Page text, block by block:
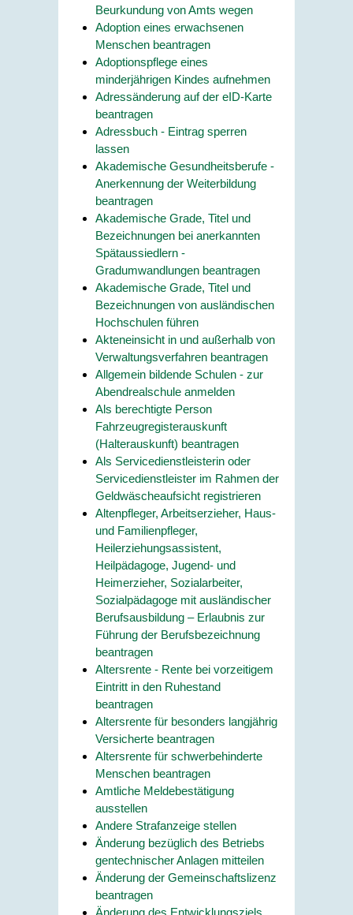
Beurkundung von Amts wegen
Adoption eines erwachsenen
Menschen beantragen
Adoptionspflege eines
minderjährigen Kindes aufnehmen
Adressänderung auf der eID-Karte
beantragen
Adressbuch - Eintrag sperren
lassen
Akademische Gesundheitsberufe -
Anerkennung der Weiterbildung
beantragen
Akademische Grade, Titel und
Bezeichnungen bei anerkannten
Spätaussiedlern -
Gradumwandlungen beantragen
Akademische Grade, Titel und
Bezeichnungen von ausländischen
Hochschulen führen
Akteneinsicht in und außerhalb von
Verwaltungsverfahren beantragen
Allgemein bildende Schulen - zur
Abendrealschule anmelden
Als berechtigte Person
Fahrzeugregisterauskunft
(Halterauskunft) beantragen
Als Servicedienstleisterin oder
Servicedienstleister im Rahmen der
Geldwäscheaufsicht registrieren
Altenpfleger, Arbeitserzieher, Haus-
und Familienpfleger,
Heilerziehungsassistent,
Heilpädagoge, Jugend- und
Heimerzieher, Sozialarbeiter,
Sozialpädagoge mit ausländischer
Berufsausbildung – Erlaubnis zur
Führung der Berufsbezeichnung
beantragen
Altersrente - Rente bei vorzeitigem
Eintritt in den Ruhestand
beantragen
Altersrente für besonders langjährig
Versicherte beantragen
Altersrente für schwerbehinderte
Menschen beantragen
Amtliche Meldebestätigung
ausstellen
Andere Strafanzeige stellen
Änderung bezüglich des Betriebs
gentechnischer Anlagen mitteilen
Änderung der Gemeinschaftslizenz
beantragen
Änderung des Entwicklungsziels